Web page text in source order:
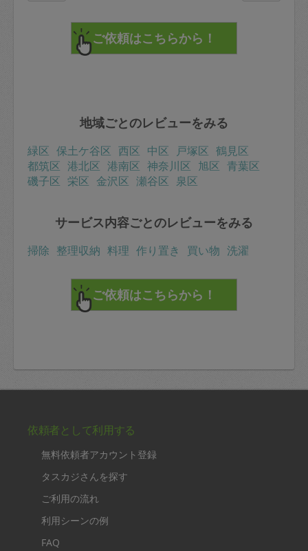
地域ごとのレビューをみる
緑区 保土ケ谷区 西区 中区 戸塚区 鶴見区
都筑区 港北区 港南区 神奈川区 旭区 青葉区
磯子区 栄区 金沢区 瀬谷区 泉区
サービス内容ごとのレビューをみる
掃除 整理収納 料理 作り置き 買い物 洗濯
依頼者として利用する
無料依頼者アカウント登録
タスカジさんを探す
ご利用の流れ
利用シーンの例
FAQ